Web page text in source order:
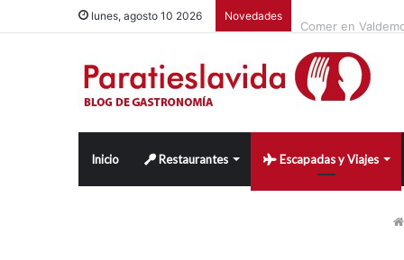
lunes, agosto 10 2026 Novedades
Inicio Restaurantes Escapadas y Viajes